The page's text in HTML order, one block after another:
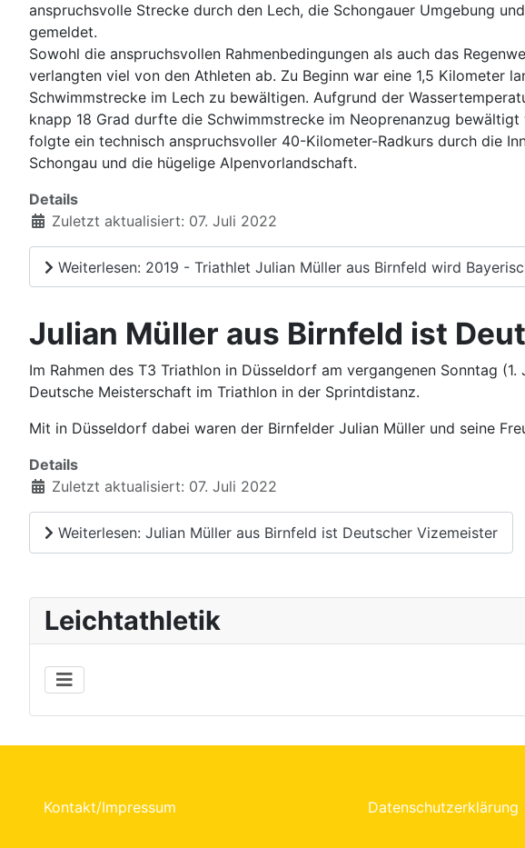
anspruchsvolle Strecke durch den Lech, die Schongauer Umgebung
gemeldet.
Sowohl die anspruchsvollen Rahmenbedingungen als auch das
verlangten viel von den Athleten ab. Zu Beginn war eine 1,5 Kilometer
Schwimmstrecke im Lech zu bewältigen. Aufgrund der
knapp 18 Grad durfte die Schwimmstrecke im Neoprenanzug bewältigt
folgte ein technisch anspruchsvoller 40-Kilometer-Radkurs durch die
Schongau und die hügelige Alpenvorlandschaft.
Details
Zuletzt aktualisiert: 07. Juli 2022
Weiterlesen: 2019 - Triathlet Julian Müller aus Birnfeld wird
Julian Müller aus Birnfeld ist
Im Rahmen des T3 Triathlon in Düsseldorf am vergangenen Sonntag
Deutsche Meisterschaft im Triathlon in der Sprintdistanz.
Mit in Düsseldorf dabei waren der Birnfelder Julian Müller und seine
Details
Zuletzt aktualisiert: 07. Juli 2022
Weiterlesen: Julian Müller aus Birnfeld ist Deutscher Vizemeister
Leichtathletik
Kontakt/Impressum Datenschutzerklärung